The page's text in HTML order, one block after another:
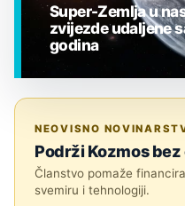
Super-Zemlja u
zvijezde udaljene
godina
NEOVISNO
Podrži Kozmos bez
Članstvo pomaže
svemiru i tehnologiji.